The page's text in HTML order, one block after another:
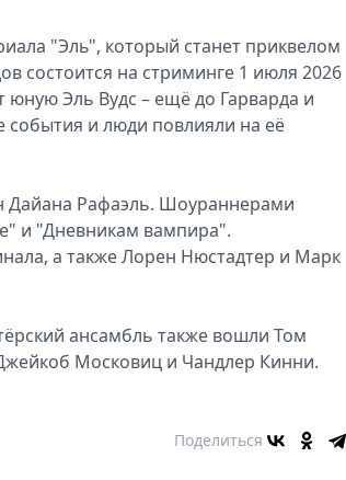
"Эль", который станет приквелом
состоится на стриминге 1 июля 2026
юную Эль Вудс – ещё до Гарварда и
события и люди повлияли на её
Дайана Рафаэль. Шоураннерами
и "Дневникам вампира".
а также Лорен Нюстадтер и Марк
ансамбль также вошли Том
Московиц и Чандлер Кинни.
Поделиться